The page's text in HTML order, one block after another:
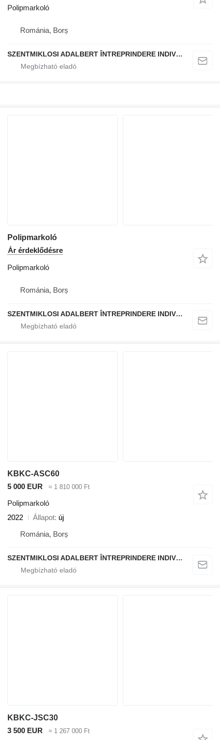
Polipmarkoló
Románia, Borș
SZENTMIKLOSI ADALBERT ÎNTREPRINDERE INDIVIDUALĂ
Polipmarkoló
Ár érdeklődésre
Polipmarkoló
Románia, Borș
SZENTMIKLOSI ADALBERT ÎNTREPRINDERE INDIVIDUALĂ
KBKC-ASC60
5 000 EUR
≈ 1 810 000 Ft
Polipmarkoló
2022
Állapot új
Románia, Borș
SZENTMIKLOSI ADALBERT ÎNTREPRINDERE INDIVIDUALĂ
KBKC-JSC30
3 500 EUR
≈ 1 267 000 Ft